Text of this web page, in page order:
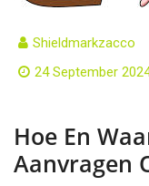
Shieldmarkzacco
24 September
Hoe En
Aanvragen